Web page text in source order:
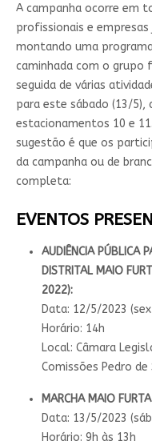
A campanha ocorre em
profissionais e
montando uma
caminhada com o grupo
seguida de várias
para este sábado (13/5),
estacionamentos 10 e
sugestão é que os
da campanha ou de
completa:
EVENTOS
AUDIÊNCIA PÚBLICA
DISTRITAL MAIO
2022):
Data: 12/5/2023
Horário: 14h
Local: Câmara
Comissões Pedro
MARCHA MAIO
Data: 13/5/2023
Horário: 9h às 13h